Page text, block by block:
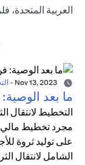
العربية المتحدة،
-
ما بعد
التخطيط لانتقال
مجرد تخطيط مالي
على توليد ثروة
الشامل لانتقال